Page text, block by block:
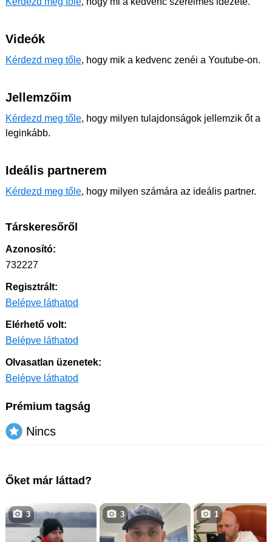
Videók
Kérdezd meg tőle, hogy mik a kedvenc zenéi a Youtube-on.
Jellemzőim
Kérdezd meg tőle, hogy milyen tulajdonságok jellemzik őt a
leginkább.
Ideális partnerem
Kérdezd meg tőle, hogy milyen számára az ideális partner.
Társkeresőről
Azonosító:
732227
Regisztrált:
Belépve láthatod
Elérhető volt:
Belépve láthatod
Olvasatlan üzenetek:
Belépve láthatod
Prémium tagság
Nincs
Őket már láttad?
3 3 1